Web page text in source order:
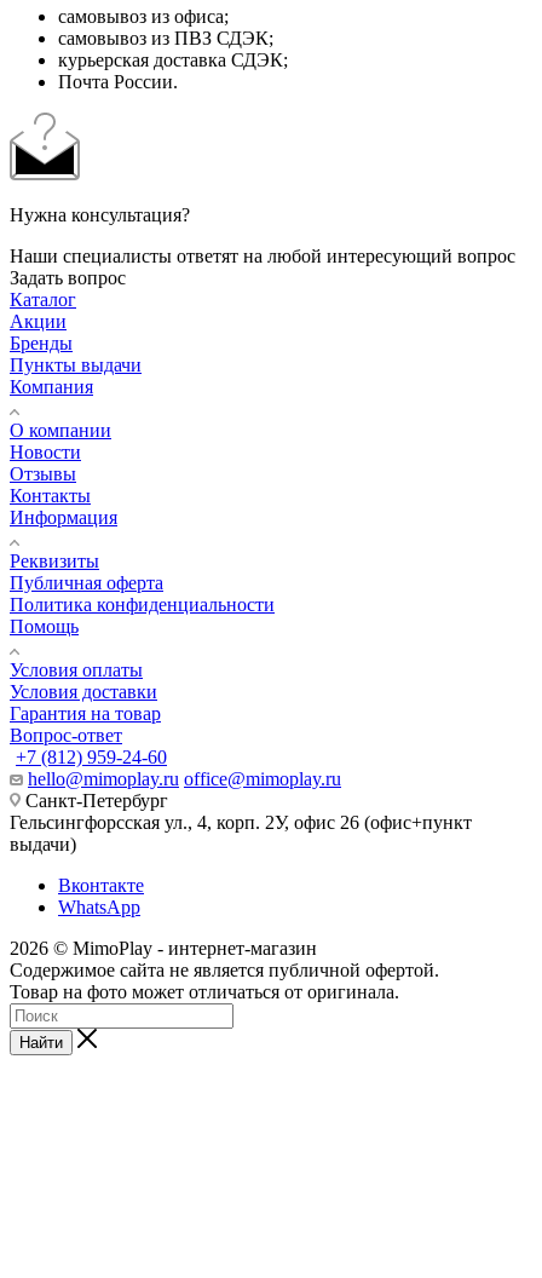
самовывоз из офиса;
самовывоз из ПВЗ СДЭК;
курьерская доставка СДЭК;
Почта России.
Нужна консультация?
Наши специалисты ответят на любой интересующий вопрос
Задать вопрос
Каталог
Акции
Бренды
Пункты выдачи
Компания
О компании
Новости
Отзывы
Контакты
Информация
Реквизиты
Публичная оферта
Политика конфиденциальности
Помощь
Условия оплаты
Условия доставки
Гарантия на товар
Вопрос-ответ
+7 (812) 959-24-60
hello@mimoplay.ru office@mimoplay.ru
Санкт-Петербург
Гельсингфорсская ул., 4, корп. 2У, офис 26 (офис+пункт
выдачи)
Вконтакте
WhatsApp
2026 © MimoPlay - интернет-магазин
Содержимое сайта не является публичной офертой.
Товар на фото может отличаться от оригинала.
Найти